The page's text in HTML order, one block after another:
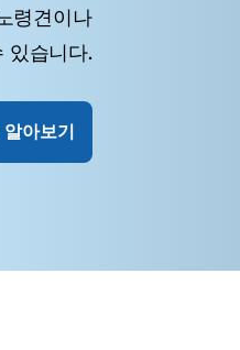
령견이나
있습니다.
아보기